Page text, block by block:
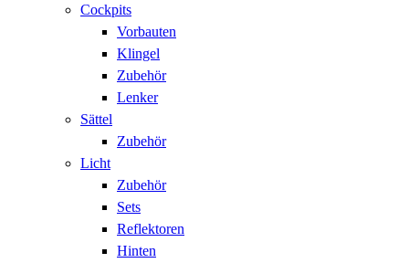
Cockpits
Vorbauten
Klingel
Zubehör
Lenker
Sättel
Zubehör
Licht
Zubehör
Sets
Reflektoren
Hinten